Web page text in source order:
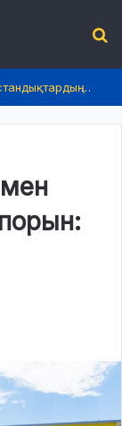
2026 жылдың 1 шілдесінен бастап қазақстандықтардың өмірінде не өзгереді?